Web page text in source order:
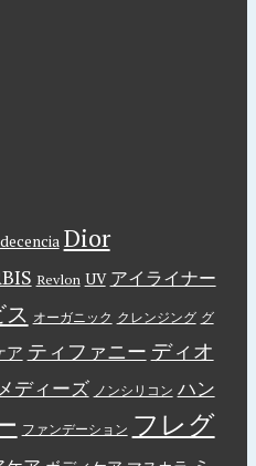
decencia Dior
Revlon UV アイライナー
オーガニック クレンジング グ
ア ティファニー ディオ
ディーズ ノンシリコン ハン
ファンデーション フレグ